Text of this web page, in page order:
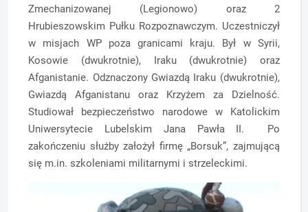
Zmechanizowanej (Legionowo) oraz 2
Hrubieszowskim Pułku Rozpoznawczym. Uczestniczył
w misjach WP poza granicami kraju. Był w Syrii,
Kosowie (dwukrotnie), Iraku (dwukrotnie) oraz
Afganistanie. Odznaczony Gwiazdą Iraku (dwukrotnie),
Gwiazdą Afganistanu oraz Krzyżem za Dzielność.
Studiował bezpieczeństwo narodowe w Katolickim
Uniwersytecie Lubelskim Jana Pawła II. Po
zakończeniu służby założył firmę „Borsuk”, zajmującą
się m.in. szkoleniami militarnymi i strzeleckimi.